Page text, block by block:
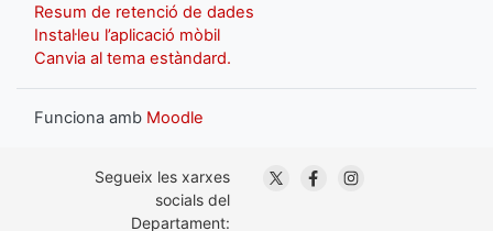
Resum de retenció de dades
Instal·leu l’aplicació mòbil
Canvia al tema estàndard.
Funciona amb Moodle
Segueix les xarxes
socials del
Departament:
. Obre en una nova
. Obre en una nova